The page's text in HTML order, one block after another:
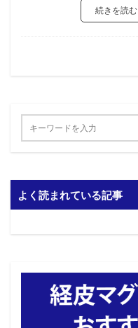
続きを読む
よく読まれている記事